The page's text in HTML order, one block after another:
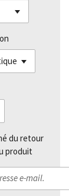
du retour
produit